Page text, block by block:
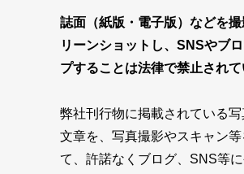
誌面（紙版・電子版）などを撮
リーンショットし、SNSやブ
プすることは法律で禁止されて
弊社刊行物に掲載されている
文章を、写真撮影やスキャン等
て、許諾なくブログ、SNS等に